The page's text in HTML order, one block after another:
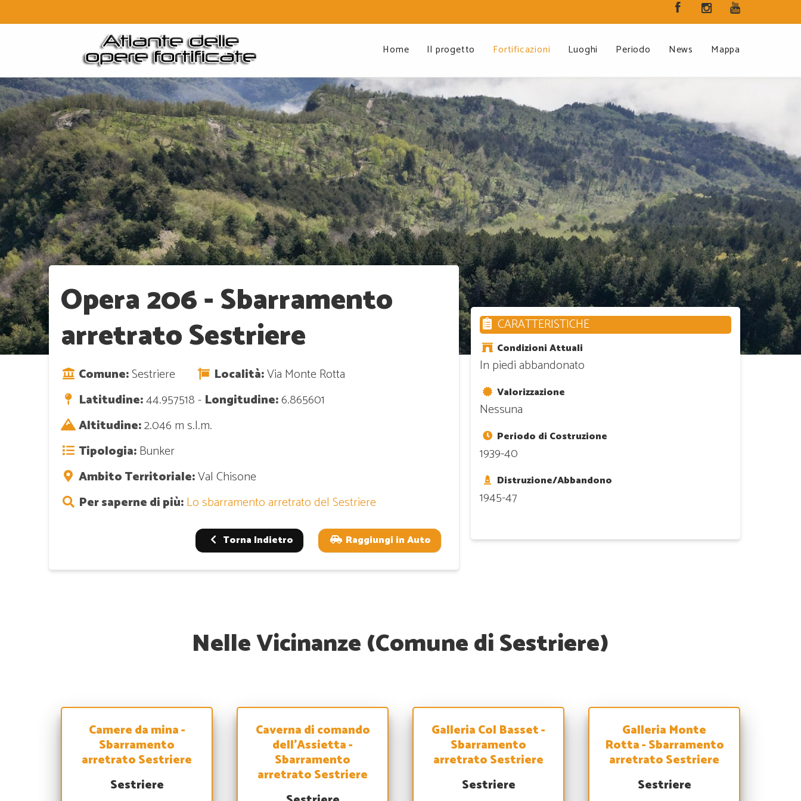
Home Il progetto Fortificazioni Luoghi Periodo News Mappa
Opera 206 - Sbarramento
arretrato Sestriere
Comune:Sestriere Località:Via Monte Rotta
Latitudine:44.957518 - Longitudine:6.865601
Altitudine:2.046 m s.l.m.
Tipologia:Bunker
Ambito Territoriale:Val Chisone
Per saperne di più:Lo sbarramento arretrato del Sestriere
Torna Indietro Raggiungi in Auto
CARATTERISTICHE
Condizioni Attuali
In piedi abbandonato
Valorizzazione
Nessuna
Periodo di Costruzione
1939-40
Distruzione/Abbandono
1945-47
Nelle Vicinanze (Comune di Sestriere)
Camere da mina -
Sbarramento
arretrato Sestriere
Sestriere
Caverna di comando
dell'Assietta -
Sbarramento
arretrato Sestriere
Galleria Col Basset -
Sbarramento
arretrato Sestriere
Sestriere
Galleria Monte
Rotta - Sbarramento
arretrato Sestriere
Sestriere